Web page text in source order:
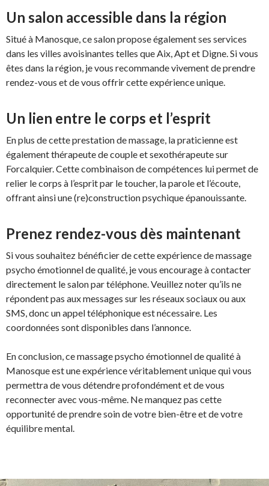
Un salon accessible dans la région
Situé à Manosque, ce salon propose également ses services
dans les villes avoisinantes telles que Aix, Apt et Digne. Si vous
êtes dans la région, je vous recommande vivement de prendre
rendez-vous et de vous offrir cette expérience unique.
Un lien entre le corps et l’esprit
En plus de cette prestation de massage, la praticienne est
également thérapeute de couple et sexothérapeute sur
Forcalquier. Cette combinaison de compétences lui permet de
relier le corps à l’esprit par le toucher, la parole et l’écoute,
offrant ainsi une (re)construction psychique épanouissante.
Prenez rendez-vous dès maintenant
Si vous souhaitez bénéficier de cette expérience de massage
psycho émotionnel de qualité, je vous encourage à contacter
directement le salon par téléphone. Veuillez noter qu’ils ne
répondent pas aux messages sur les réseaux sociaux ou aux
SMS, donc un appel téléphonique est nécessaire. Les
coordonnées sont disponibles dans l’annonce.
En conclusion, ce massage psycho émotionnel de qualité à
Manosque est une expérience véritablement unique qui vous
permettra de vous détendre profondément et de vous
reconnecter avec vous-même. Ne manquez pas cette
opportunité de prendre soin de votre bien-être et de votre
équilibre mental.